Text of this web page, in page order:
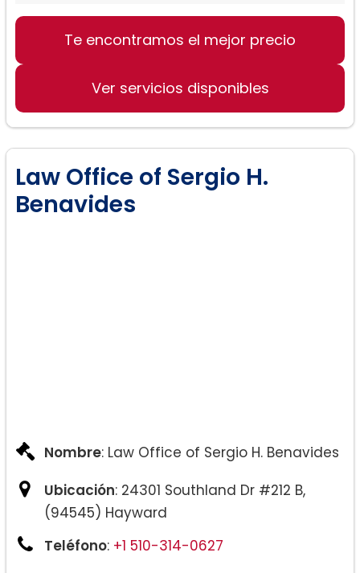
Te encontramos el mejor precio
Ver servicios disponibles
Law Office of Sergio H.
Benavides
Nombre: Law Office of Sergio H. Benavides
Ubicación: 24301 Southland Dr #212 B,
(94545) Hayward
Teléfono: +1 510-314-0627